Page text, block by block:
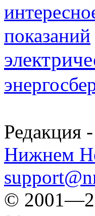
показаний
Редакция -
Нижнем
©